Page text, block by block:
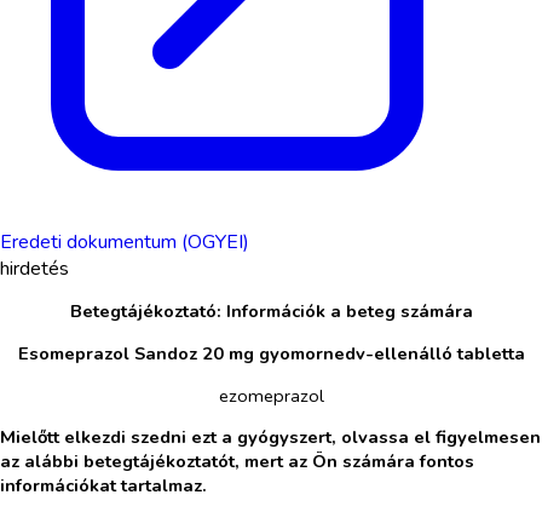
Eredeti dokumentum (OGYEI)
hirdetés
Betegtájékoztató: Információk a beteg számára
Esomeprazol Sandoz 20 mg gyomornedv-ellenálló tabletta
ezomeprazol
Mielőtt elkezdi szedni ezt a gyógyszert, olvassa el figyelmesen
az alábbi betegtájékoztatót, mert az Ön számára fontos
információkat tartalmaz.